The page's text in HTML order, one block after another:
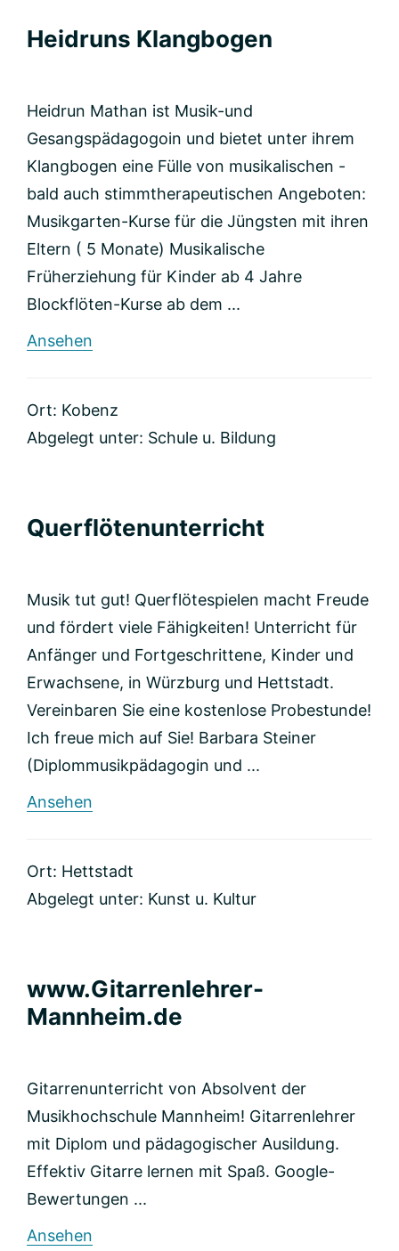
Heidruns Klangbogen
Heidrun Mathan ist Musik-und
Gesangspädagogoin und bietet unter ihrem
Klangbogen eine Fülle von musikalischen -
bald auch stimmtherapeutischen Angeboten:
Musikgarten-Kurse für die Jüngsten mit ihren
Eltern ( 5 Monate) Musikalische
Früherziehung für Kinder ab 4 Jahre
Blockflöten-Kurse ab dem ...
Ansehen
Ort: Kobenz
Abgelegt unter: Schule u. Bildung
Querflötenunterricht
Musik tut gut! Querflötespielen macht Freude
und fördert viele Fähigkeiten! Unterricht für
Anfänger und Fortgeschrittene, Kinder und
Erwachsene, in Würzburg und Hettstadt.
Vereinbaren Sie eine kostenlose Probestunde!
Ich freue mich auf Sie! Barbara Steiner
(Diplommusikpädagogin und ...
Ansehen
Ort: Hettstadt
Abgelegt unter: Kunst u. Kultur
www.Gitarrenlehrer-
Mannheim.de
Gitarrenunterricht von Absolvent der
Musikhochschule Mannheim! Gitarrenlehrer
mit Diplom und pädagogischer Ausildung.
Effektiv Gitarre lernen mit Spaß. Google-
Bewertungen ...
Ansehen